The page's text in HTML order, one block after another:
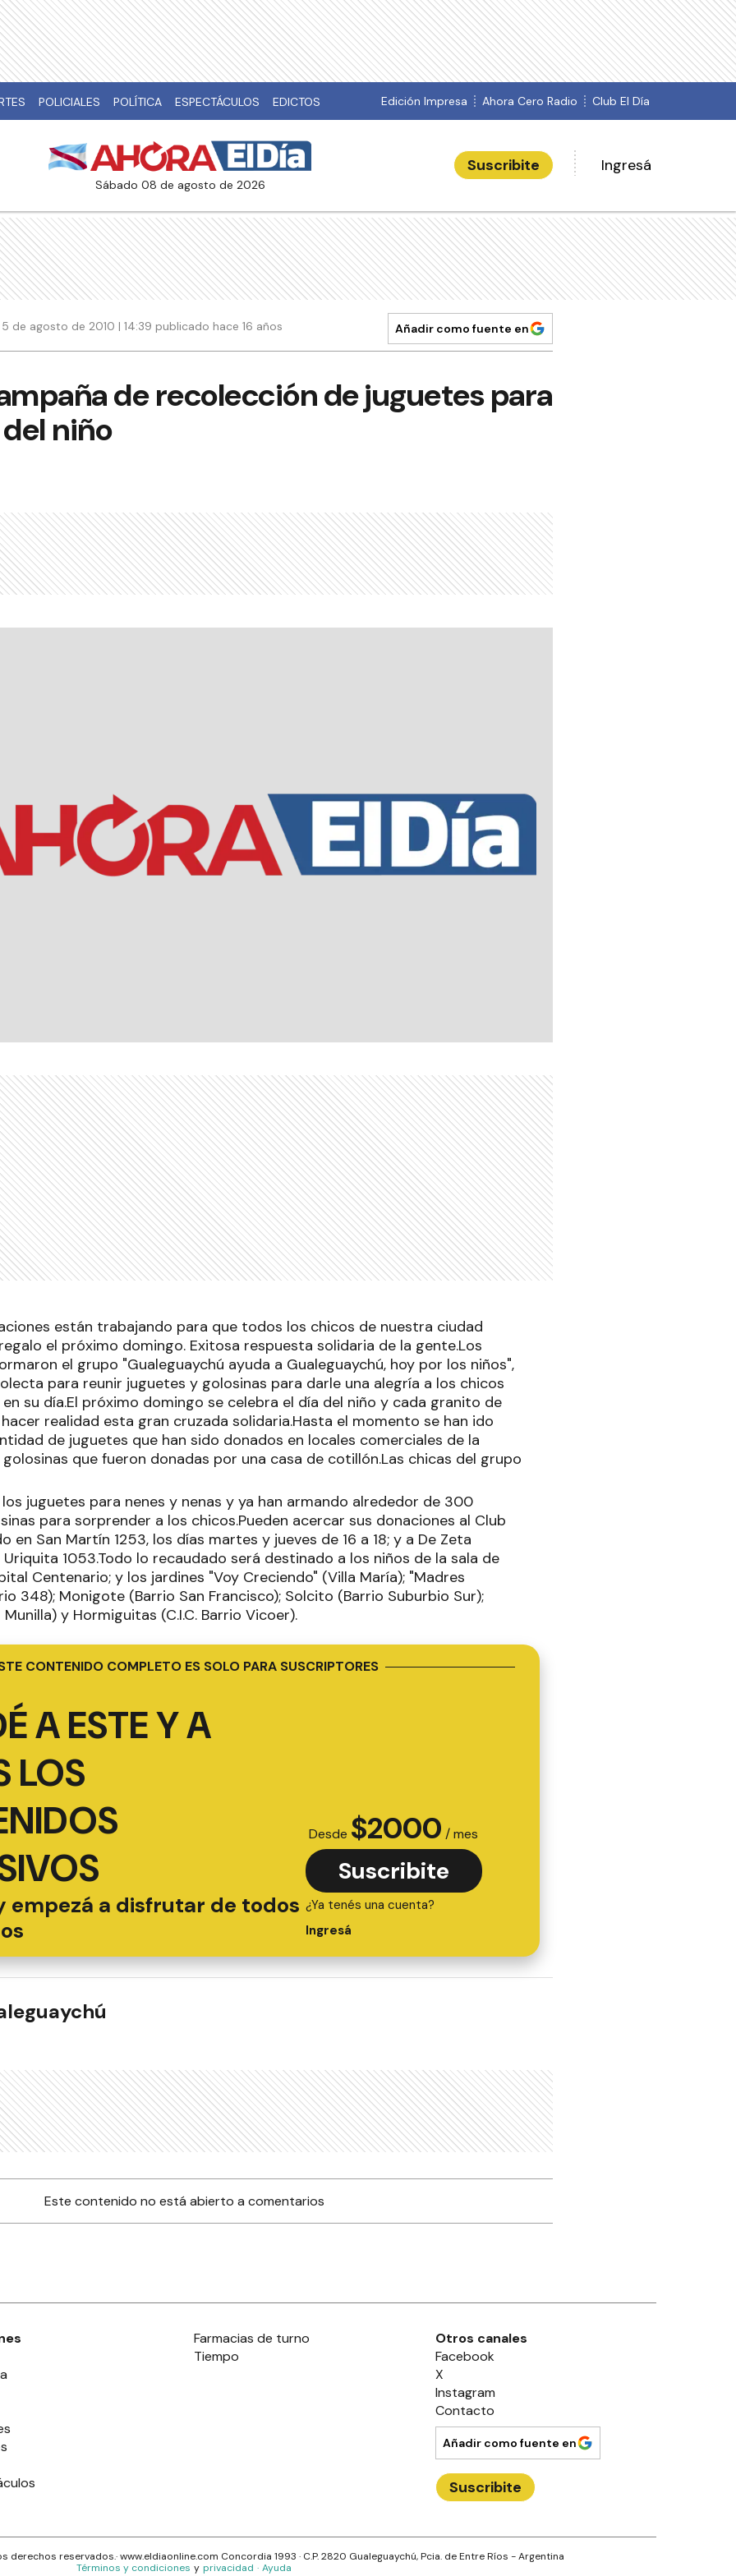
POLICIALES POLÍTICA ESPECTÁCULOS EDICTOS Edición Impresa Ahora Cero Radio Club El Día
sábado 08 de agosto de 2026
Suscribite Ingresá
5 de agosto de 2010 | 14:39 publicado hace 16 años Añadir como fuente en
de recolección de juguetes para
niño
están trabajando para que todos los chicos de nuestra ciudad
el próximo domingo. Exitosa respuesta solidaria de la gente.Los
el grupo "Gualeguaychú ayuda a Gualeguaychú, hoy por los niños",
para reunir juguetes y golosinas para darle una alegría a los chicos
su día.El próximo domingo se celebra el día del niño y cada granito de
realidad esta gran cruzada solidaria.Hasta el momento se han ido
de juguetes que han sido donados en locales comerciales de la
que fueron donadas por una casa de cotillón.Las chicas del grupo
juguetes para nenes y nenas y ya han armando alrededor de 300
para sorprender a los chicos.Pueden acercar sus donaciones al Club
en San Martín 1253, los días martes y jueves de 16 a 18; y a De Zeta
1053.Todo lo recaudado será destinado a los niños de la sala de
Centenario; y los jardines "Voy Creciendo" (Villa María); "Madres
348); Monigote (Barrio San Francisco); Solcito (Barrio Suburbio Sur);
y Hormiguitas (C.I.C. Barrio Vicoer).
CONTENIDO COMPLETO ES SOLO PARA SUSCRIPTORES
A ESTE Y A
LOS
empezá a disfrutar de todos
Desde $2000 / mes
Suscribite
¿Ya tenés una cuenta?
Ingresá
Este contenido no está abierto a comentarios
Farmacias de turno
Tiempo
Otros canales
Facebook
X
Instagram
Contacto
Añadir como fuente en
Suscribite
derechos reservados.· www.eldiaonline.com Concordia 1993 · C.P.2820 Gualeguaychú, Pcia. de Entre Ríos - Argentina
Términos y condiciones y privacidad · Ayuda